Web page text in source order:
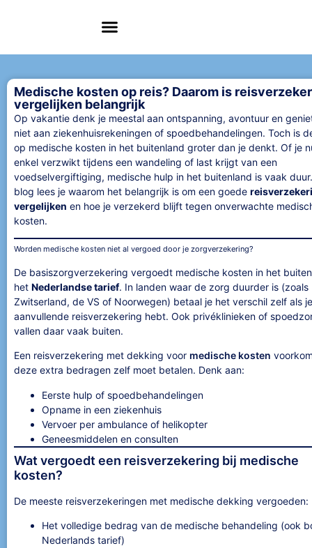
Medische kosten op reis? Daarom is
vergelijken belangrijk
Op vakantie denk je meestal aan ontspanning, avontuur en
niet aan ziekenhuisrekeningen of spoedbehandelingen. Toch is
op medische kosten in het buitenland groter dan je denkt. Of je
enkel verzwikt tijdens een wandeling of last krijgt van een
voedselvergiftiging, medische hulp in het buitenland is vaak
blog lees je waarom het belangrijk is om een goede
vergelijken en hoe je verzekerd blijft tegen onverwachte
kosten.
Worden medische kosten niet al vergoed door je zorgverzekering?
De basiszorgverzekering vergoedt medische kosten in het
het Nederlandse tarief. In landen waar de zorg duurder is (zoals
Zwitserland, de VS of Noorwegen) betaal je het verschil zelf als
aanvullende reisverzekering hebt. Ook privéklinieken of
vallen daar vaak buiten.
Een reisverzekering met dekking voor medische kosten
deze extra bedragen zelf moet betalen. Denk aan:
Eerste hulp of spoedbehandelingen
Opname in een ziekenhuis
Vervoer per ambulance of helikopter
Geneesmiddelen en consulten
Wat vergoedt een reisverzekering bij medische
kosten?
De meeste reisverzekeringen met medische dekking vergoeden:
Het volledige bedrag van de medische behandeling (ook
Nederlands tarief)